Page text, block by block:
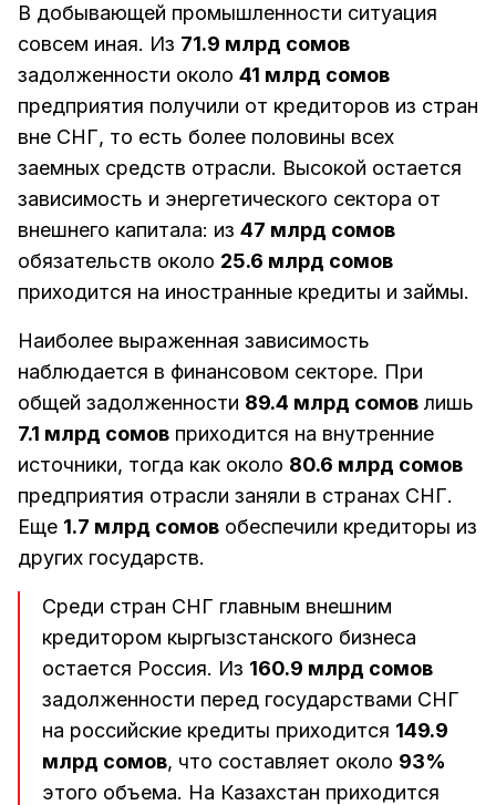
В добывающей промышленности ситуация
совсем иная. Из 71.9 млрд сомов
задолженности около 41 млрд сомов
предприятия получили от кредиторов из стран
вне СНГ, то есть более половины всех
заемных средств отрасли. Высокой остается
зависимость и энергетического сектора от
внешнего капитала: из 47 млрд сомов
обязательств около 25.6 млрд сомов
приходится на иностранные кредиты и займы.
Наиболее выраженная зависимость
наблюдается в финансовом секторе. При
общей задолженности 89.4 млрд сомов лишь
7.1 млрд сомов приходится на внутренние
источники, тогда как около 80.6 млрд сомов
предприятия отрасли заняли в странах СНГ.
Еще 1.7 млрд сомов обеспечили кредиторы из
других государств.
Среди стран СНГ главным внешним
кредитором кыргызстанского бизнеса
остается Россия. Из 160.9 млрд сомов
задолженности перед государствами СНГ
на российские кредиты приходится 149.9
млрд сомов, что составляет около 93%
этого объема. На Казахстан приходится